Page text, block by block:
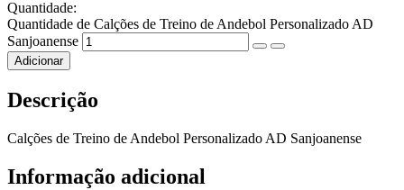
Quantidade:
Quantidade de Calções de Treino de Andebol Personalizado AD
Sanjoanense
Adicionar
Descrição
Calções de Treino de Andebol Personalizado AD Sanjoanense
Informação adicional